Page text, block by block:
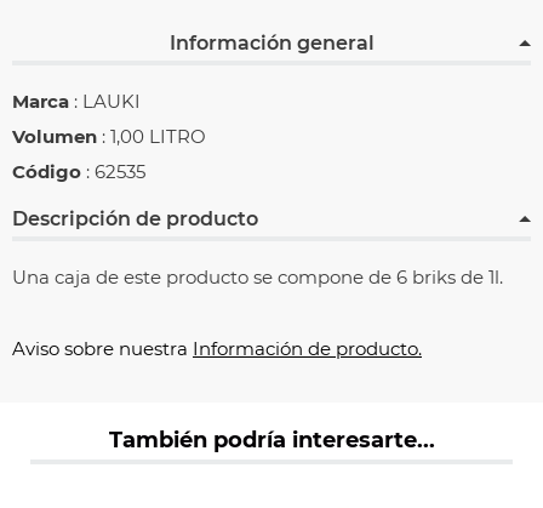
Información general
Marca : LAUKI
Volumen : 1,00 LITRO
Código : 62535
Descripción de producto
Una caja de este producto se compone de 6 briks de 1l.
Aviso sobre nuestra Información de producto.
También podría interesarte...